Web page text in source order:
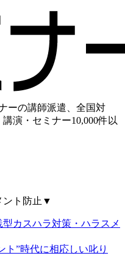
ーの講師派遣、全国対
演・セミナー10,000件以
ント防止 ▼
カスハラ対策・ハラスメ
ト”時代に相応しい叱り